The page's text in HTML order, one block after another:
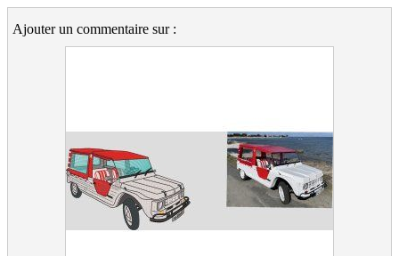
Ajouter un commentaire sur :